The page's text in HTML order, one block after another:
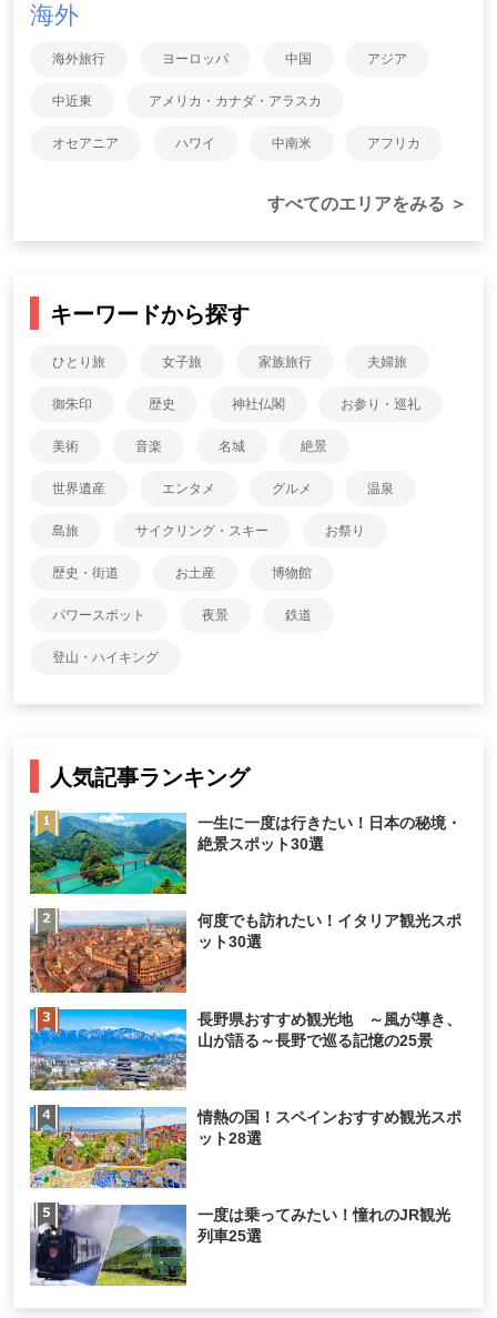
海外
海外旅行 ヨーロッパ 中国 アジア
中近東 アメリカ・カナダ・アラスカ
オセアニア ハワイ 中南米 アフリカ
すべてのエリアをみる ＞
キーワードから探す
ひとり旅 女子旅 家族旅行 夫婦旅
御朱印 歴史 神社仏閣 お参り・巡礼
美術 音楽 名城 絶景
世界遺産 エンタメ グルメ 温泉
島旅 サイクリング・スキー お祭り
歴史・街道 お土産 博物館
パワースポット 夜景 鉄道
登山・ハイキング
人気記事ランキング
一生に一度は行きたい！日本の秘境・
絶景スポット30選
何度でも訪れたい！イタリア観光スポ
ット30選
長野県おすすめ観光地 ～風が導き、
山が語る～長野で巡る記憶の25景
情熱の国！スペインおすすめ観光スポ
ット28選
一度は乗ってみたい！憧れのJR観光
列車25選